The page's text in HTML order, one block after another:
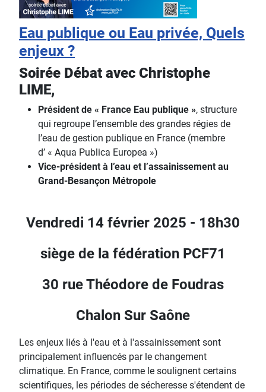
Eau publique ou Eau privée, Quels
enjeux ?
Soirée Débat avec Christophe
LIME,
Président de « France Eau publique », structure
qui regroupe l’ensemble des grandes régies de
l’eau de gestion publique en France (membre
d’ « Aqua Publica Europea »)
Vice-président à l’eau et l’assainissement au
Grand-Besançon Métropole
Vendredi 14 février 2025 - 18h30
siège de la fédération PCF71
30 rue Théodore de Foudras
Chalon Sur Saône
Les enjeux liés à l'eau et à l'assainissement sont
principalement influencés par le changement
climatique. En France, comme le soulignent certains
scientifiques, les périodes de sécheresse s'étendent de